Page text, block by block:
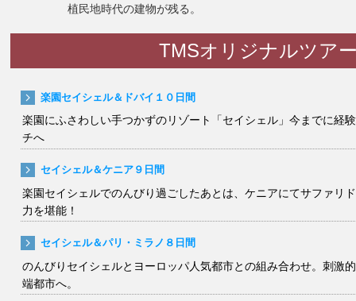
植民地時代の建物が残る。
TMSオリジナルツア
楽園セイシェル＆ドバイ１０日間
楽園にふさわしい手つかずのリゾート「セイシェル」今までに経
チへ
セイシェル＆ケニア９日間
楽園セイシェルでのんびり過ごしたあとは、ケニアにてサファリ
力を堪能！
セイシェル＆パリ・ミラノ８日間
のんびりセイシェルとヨーロッパ人気都市との組み合わせ。刺激
端都市へ。